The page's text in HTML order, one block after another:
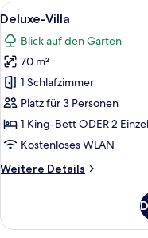
Alle
Fotos
für
Deluxe-
Villa
anzeigen
24
Deluxe-Villa
Blick auf den Garten
70 m²
1 Schlafzimmer
Platz für 3 Personen
1 King-Bett ODER 2
Kostenloses WLAN
Weitere Details
Weitere
Villa